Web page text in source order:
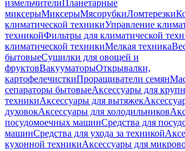
измельчителиПланетарные
миксерыМиксерыМясорубкиЛомтерезки
климатической техникиУправление
техникойФильтры для климатической
климатической техникиМелкая техника
бытовыеСушилки для овощей и
фруктовВакууматорыОткрывалки,
картофелечисткиПроращиватели семян
сепараторы бытовыеАксессуары для
техникиАксессуары для вытяжек
духовокАксессуары для холодильников
посудомоечных машинСредства для
машинСредства для ухода за техникой
кухонной техникиАксессуары для